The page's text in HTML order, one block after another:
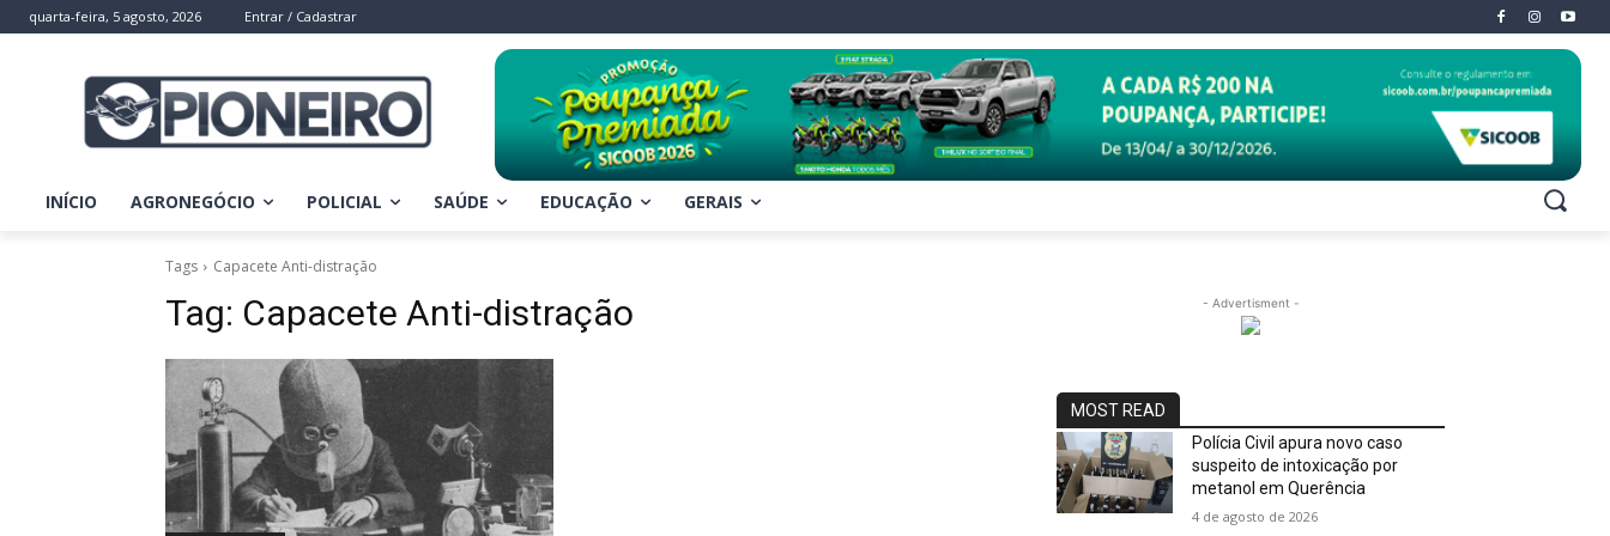
quarta-feira, 5 agosto, 2026 Entrar / Cadastrar
INÍCIO AGRONEGÓCIO POLICIAL SAÚDE EDUCAÇÃO GERAIS
Tags Capacete Anti-distração
Tag: Capacete Anti-distração - Advertisment -
MOST READ
Polícia Civil apura novo caso
suspeito de intoxicação por
metanol em Querência
4 de agosto de 2026